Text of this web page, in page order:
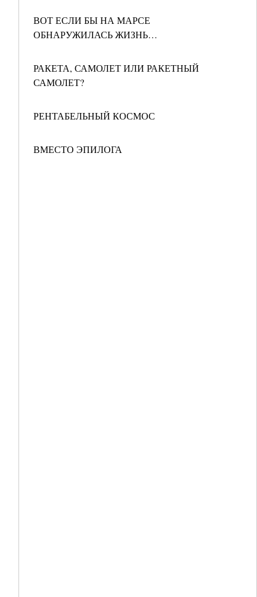
ВОТ ЕСЛИ БЫ НА МАРСЕ
ОБНАРУЖИЛАСЬ ЖИЗНЬ…
РАКЕТА, САМОЛЕТ ИЛИ РАКЕТНЫЙ
САМОЛЕТ?
РЕНТАБЕЛЬНЫЙ КОСМОС
ВМЕСТО ЭПИЛОГА